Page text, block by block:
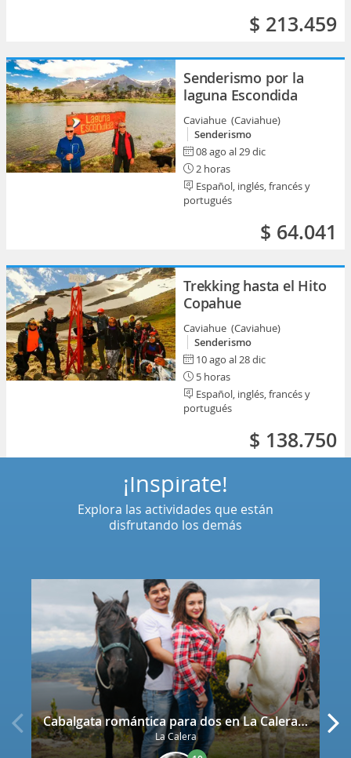
$ 213.459
Senderismo por la
laguna Escondida
Caviahue (Caviahue)
Senderismo
08 ago al 29 dic
2 horas
Español, inglés, francés y
portugués
$ 64.041
Trekking hasta el Hito
Copahue
Caviahue (Caviahue)
Senderismo
10 ago al 28 dic
5 horas
Español, inglés, francés y
portugués
$ 138.750
Cabalgata romántica para dos en La Calera con decoración
La Calera
¡Inspírate!
Explora las actividades que están
disfrutando los demás